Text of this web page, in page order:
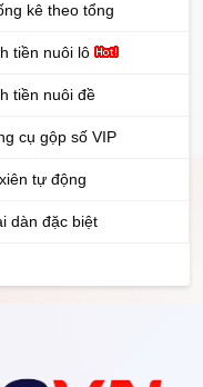
kê theo tổng
tiền nuôi lô
tiền nuôi đề
cụ gộp số VIP
tự động
dàn đặc biệt